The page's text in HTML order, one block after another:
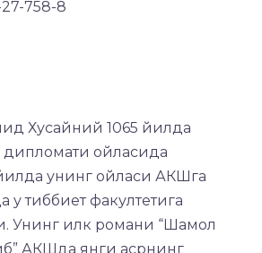
758-8
Хусайний 1065 йилда
дипломати ойласида
унинг ойласи АКШга
у тиббиет факултетига
Унинг илк романи “Шамол
АКШда янги асрнинг